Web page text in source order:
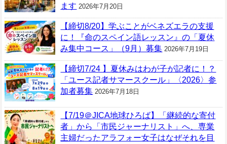
ます 2026年7月20日
【締切8/20】学ぶことがベネズエラの支援
に！『命のスペイン語レッスン』の「夏休
み集中コース」（9月）募集 2026年7月19日
【締切7/24 】夏休みはわが子が記者に！？
「ユース記者サマースクール」〈2026〉参
加者募集 2026年7月18日
【7/19＠JICA地球ひろば】「継続的な寄付
者」から「市民ジャーナリスト」へ、専業
主婦だったアラフォー女子はなぜそれを目